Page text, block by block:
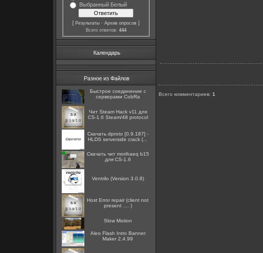
Выбранный Белый
[ Результаты · Архив опросов ]
Всего ответов: 444
Календарь
Разное из Файлов
Быстрое соединение с
серверами CobRa
Чит Steam Hack v11 для
CS-1.6 Steam/48 protocol
Скачать dproto [0.9.187] -
HLDS serverside crack (...
Скачать чит morihaeq b15
для CS-1.6
Ventrilo (Version 3.0.8)
Host Error repair (client not
present .... )
Slow Motion
Aleo Flash Intro Banner
Maker 2.4.99
Всего комментариев: 1